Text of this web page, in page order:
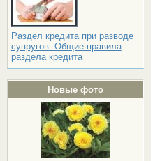
Раздел кредита при разводе
супругов. Общие правила
раздела кредита
Новые фото